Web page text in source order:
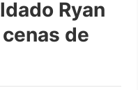
Ryan
de